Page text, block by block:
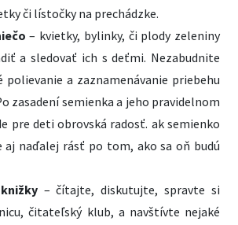
či lístočky na prechádzke.
– kvietky, bylinky, či plody zeleniny
a sledovať ich s deťmi. Nezabudnite
polievanie a zaznamenávanie priebehu
zasadení semienka a jeho pravidelnom
pre deti obrovská radosť. ak semienko
aj naďalej rásť po tom, ako sa oň budú
– čítajte, diskutujte, spravte si
čitateľský klub, a navštívte nejaké